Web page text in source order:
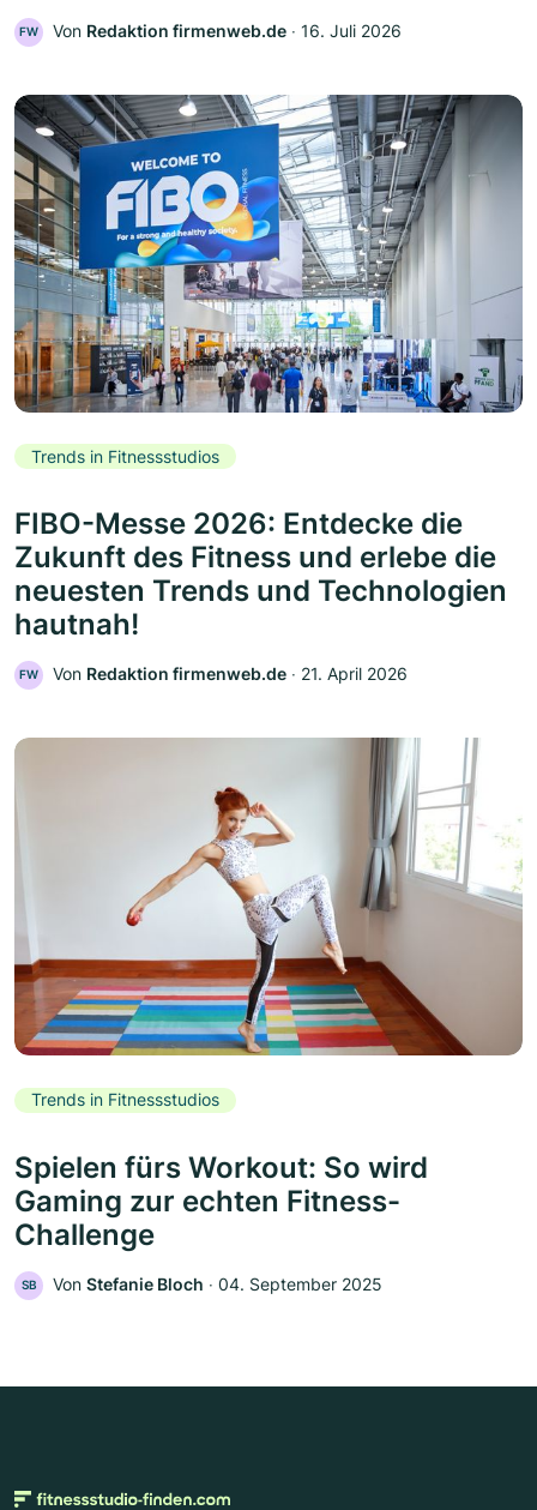
FW Von Redaktion firmenweb.de ‧ 16. Juli 2026
Trends in Fitnessstudios
FIBO-Messe 2026: Entdecke die
Zukunft des Fitness und erlebe die
neuesten Trends und Technologien
hautnah!
FW Von Redaktion firmenweb.de ‧ 21. April 2026
Trends in Fitnessstudios
Spielen fürs Workout: So wird
Gaming zur echten Fitness-
Challenge
SB Von Stefanie Bloch ‧ 04. September 2025